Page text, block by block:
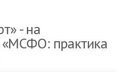
- на
практика